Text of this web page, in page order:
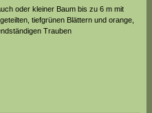
oder kleiner Baum bis zu 6 m mit
tiefgrünen Blättern und orange,
Trauben